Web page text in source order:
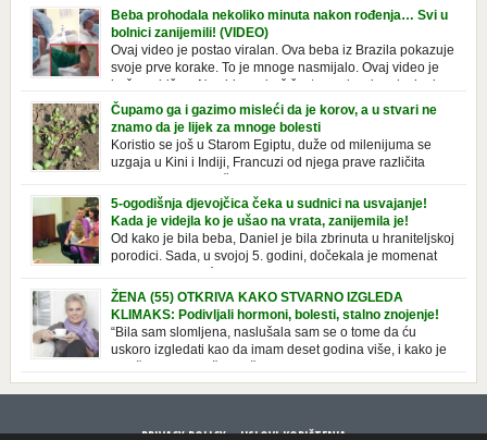
prepoznatljivog mirisa i jednostavne formule, jeste nezamenljiv inventar
u kupatilima i muškaraca i žena. Mnogi ljudi se ne odvajaju od nje, pa je
čak nose sa […]
Beba prohodala nekoliko minuta nakon rođenja… Svi u
bolnici zanijemili! (VIDEO)
Ovaj video je postao viralan. Ova beba iz Brazila pokazuje
svoje prve korake. To je mnoge nasmijalo. Ovaj video je
baš neobičan. Ne viđamo baš često ovakve korake kod
novorođenih beba. Video je snimila babica, pregledalo ga je preko 80
miliona ljudi. Ove babice su ostale u čudu nakon što su vidjeli kako
beba želi […]
Čupamo ga i gazimo misleći da je korov, a u stvari ne
znamo da je lijek za mnoge bolesti
Koristio se još u Starom Egiptu, duže od milenijuma se
uzgaja u Kini i Indiji, Francuzi od njega prave različita
tradicionalna jela i čorbe… Jedino mi gazimo po njemu,
čupamo ga i bacamo kao korov! Tušt je jednogodišnji, ali vrlo uporan
“korov” koji, ka­da nam se jednom nastani u bašti ili dvorištu, teško ga se
5-ogodišnja djevojčica čeka u sudnici na usvajanje!
Kada je videjla ko je ušao na vrata, zanijemila je!
Od kako je bila beba, Daniel je bila zbrinuta u hraniteljskoj
porodici. Sada, u svojoj 5. godini, dočekala je momenat
usvajanja, kada će dobiti novu, stalnu porodicu. Ovaj dan
je bio veoma poseban za djevojčicu i njenu novu porodicu, ali je uskoro
postao još čarobniji, zahvaljujući socijalnom radniku koji poznaje
Daniel. Njenoj novoj porodici je […]
ŽENA (55) OTKRIVA KAKO STVARNO IZGLEDA
KLIMAKS: Podivljali hormoni, bolesti, stalno znojenje!
“Bila sam slomljena, naslušala sam se o tome da ću
uskoro izgledati kao da imam deset godina više, i kako je
to težak period u životu žene, podloga za mnoge bolesti,
gotovo da nema lijeka”, priča Violeta. “Kada sam napunila 48 godina,
PRIVACY POLICY USLOVI KORIŠTENJA